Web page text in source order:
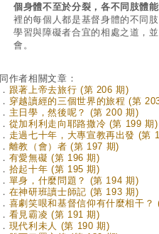
個身體不至於分裂，各不同肢體
裡的每個人都是基督身體的不同
學習與障礙者合宜的相處之道，
會。
同作者相關文章：
． 跟著上帝去旅行 (第 206 期)
． 穿越讀經的三個世界的旅程 (第
． 主日學，然後呢？ (第 200 期)
． 從加利利走向耶路撒冷 (第 199 期)
． 走過七十年，大專宣教再出發 (第
． 離教（會）者 (第 197 期)
． 有愛無礙 (第 196 期)
． 拾起十年 (第 195 期)
． 單身，什麼問題？ (第 194 期)
． 在神研班讀士師記 (第 193 期)
． 喜劇笑哏和基督信仰有什麼相干？
． 看見霸凌 (第 191 期)
． 現代利未人 (第 190 期)